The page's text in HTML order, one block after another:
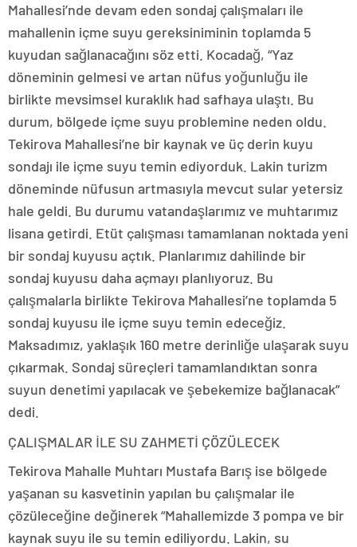
Mahallesi’nde devam eden sondaj çalışmaları ile
mahallenin içme suyu gereksiniminin toplamda 5
kuyudan sağlanacağını söz etti. Kocadağ, “Yaz
döneminin gelmesi ve artan nüfus yoğunluğu ile
birlikte mevsimsel kuraklık had safhaya ulaştı. Bu
durum, bölgede içme suyu problemine neden oldu.
Tekirova Mahallesi’ne bir kaynak ve üç derin kuyu
sondajı ile içme suyu temin ediyorduk. Lakin turizm
döneminde nüfusun artmasıyla mevcut sular yetersiz
hale geldi. Bu durumu vatandaşlarımız ve muhtarımız
lisana getirdi. Etüt çalışması tamamlanan noktada yeni
bir sondaj kuyusu açtık. Planlarımız dahilinde bir
sondaj kuyusu daha açmayı planlıyoruz. Bu
çalışmalarla birlikte Tekirova Mahallesi’ne toplamda 5
sondaj kuyusu ile içme suyu temin edeceğiz.
Maksadımız, yaklaşık 160 metre derinliğe ulaşarak suyu
çıkarmak. Sondaj süreçleri tamamlandıktan sonra
suyun denetimi yapılacak ve şebekemize bağlanacak”
dedi.
ÇALIŞMALAR İLE SU ZAHMETİ ÇÖZÜLECEK
Tekirova Mahalle Muhtarı Mustafa Barış ise bölgede
yaşanan su kasvetinin yapılan bu çalışmalar ile
çözüleceğine değinerek “Mahallemizde 3 pompa ve bir
kaynak suyu ile su temin ediliyordu. Lakin, su